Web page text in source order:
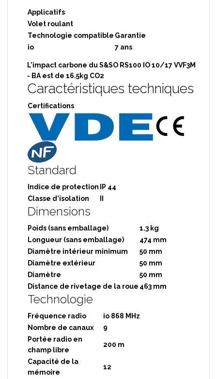
Applicatifs
Volet roulant
Technologie compatible Garantie
io
7 ans
L’impact carbone du S&SO RS100 IO 10/17 VVF3M
- BA est de 16.5kg CO2
Caractéristiques techniques
Certifications
Standard
Indice de protection IP 44
Classe d'isolation
II
Dimensions
Poids (sans emballage)
1.3 kg
Longueur (sans emballage)
474 mm
Diamètre intérieur minimum
50 mm
Diamètre extérieur
50 mm
Diamètre
50 mm
Distance de rivetage de la roue 463 mm
Technologie
Fréquence radio
io 868 MHz
Nombre de canaux
9
Portée radio en
champ libre
200 m
Capacité de la
mémoire
12